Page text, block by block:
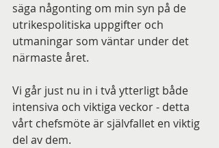
säga någonting om min syn på de
utrikespolitiska uppgifter och
utmaningar som väntar under det
närmaste året.
Vi går just nu in i två ytterligt både
intensiva och viktiga veckor - detta
vårt chefsmöte är självfallet en viktig
del av dem.